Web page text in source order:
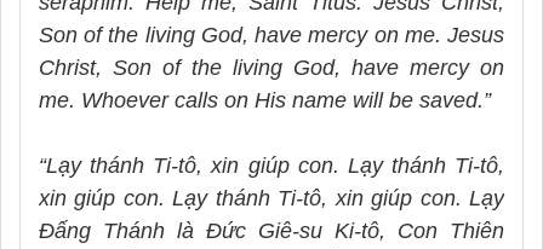
Son of the living God, have mercy on me. Jesus
Christ, Son of the living God, have mercy on
me. Whoever calls on His name will be saved.”
“Lạy thánh Ti-tô, xin giúp con. Lạy thánh Ti-tô,
xin giúp con. Lạy thánh Ti-tô, xin giúp con. Lạy
Đấng Thánh là Đức Giê-su Ki-tô, Con Thiên